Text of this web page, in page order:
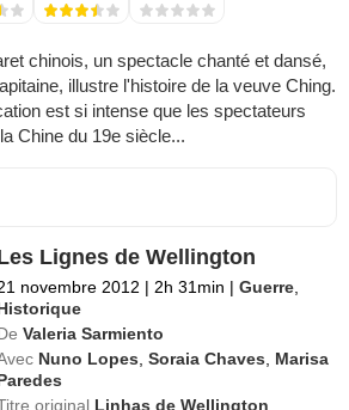
chinois, un spectacle chanté et dansé,
illustre l'histoire de la veuve Ching.
est si intense que les spectateurs
Chine du 19e siècle...
Lignes de Wellington
novembre 2012 | 2h 31min | Guerre
Valeria Sarmiento
Nuno Lopes ,Soraia Chaves
Marisa
original Linhas de Wellington